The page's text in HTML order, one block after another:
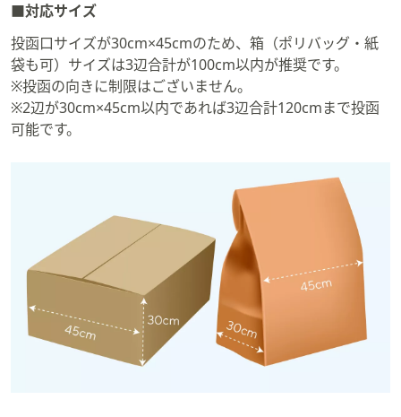
た
は
タ
ッ
チ
デ
に
ス
ワ
■対応サイズ
投函口サイズが30cm×45cmのため、箱（ポリバッグ・紙
袋も可）サイズは3辺合計が100cm以内が推奨です。
※投函の向きに制限はございません。
※2辺が30cm×45cm以内であれば3辺合計120cmまで投函
可能です。